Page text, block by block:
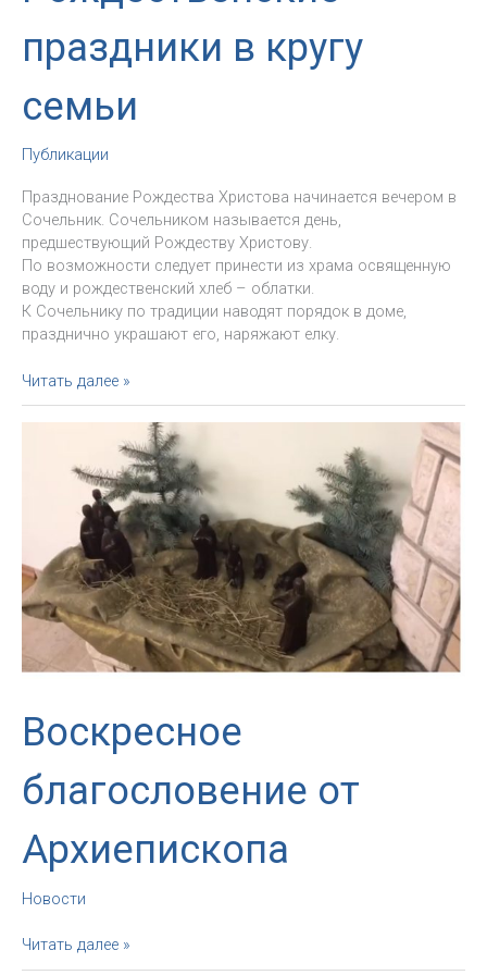
праздники в кругу
семьи
Публикации
Празднование Рождества Христова начинается вечером в
Сочельник. Сочельником называется день,
предшествующий Рождеству Христову.
По возможности следует принести из храма освященную
воду и рождественский хлеб – облатки.
К Сочельнику по традиции наводят порядок в доме,
празднично украшают его, наряжают елку.
Инструкция:
Рождественские
праздники
Читать далее »
Воскресное
благословение от
Архиепископа
Новости
Воскресное
благословение
Читать далее »